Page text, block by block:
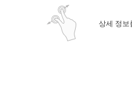
상세 정보